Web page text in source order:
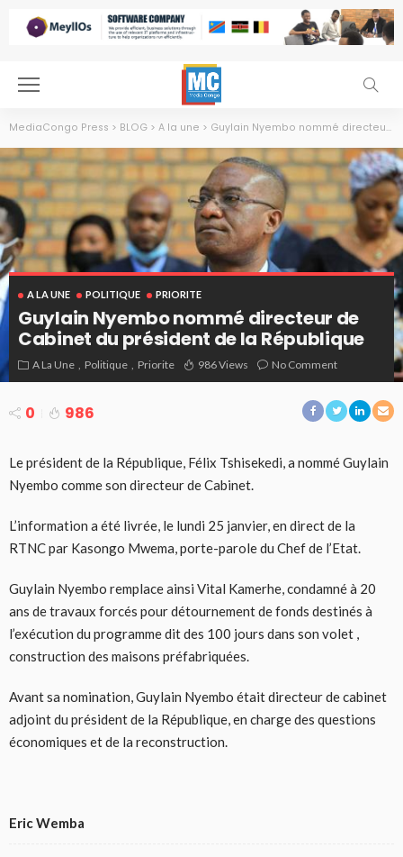
MediaCongo Press > BLOG > A la une > Guylain Nyembo nommé directeur de Cabinet du président de la République
A LA UNE POLITIQUE PRIORITE
Guylain Nyembo nommé directeur de
Cabinet du président de la République
A La Une Politique Priorite 986 Views No Comment
Guylain Nyembo, directeur de Cabinet (direcab) du président de la République.
0 986
Le président de la République, Félix Tshisekedi, a nommé Guylain
Nyembo comme son directeur de Cabinet.
L’information a été livrée, le lundi 25 janvier, en direct de la
RTNC par Kasongo Mwema, porte-parole du Chef de l’Etat.
Guylain Nyembo remplace ainsi Vital Kamerhe, condamné à 20
ans de travaux forcés pour détournement de fonds destinés à
l’exécution du programme dit des 100 jours dans son volet ,
construction des maisons préfabriquées.
Avant sa nomination, Guylain Nyembo était directeur de cabinet
adjoint du président de la République, en charge des questions
économiques et de la reconstruction.
Eric Wemba